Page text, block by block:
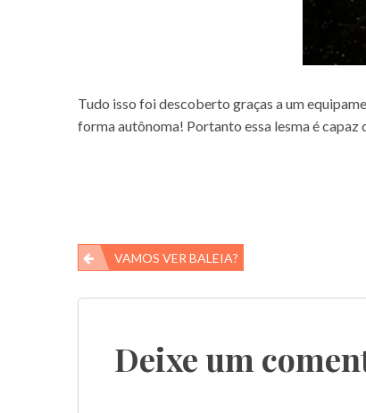
Tudo isso foi descoberto graças a um
forma autônoma! Portanto essa lesma é
Navegação
de
VAMOS VER BALEIA?
Deixe um